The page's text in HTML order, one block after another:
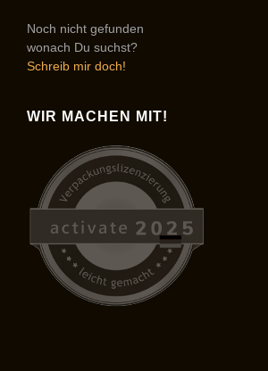
Noch nicht gefunden
wonach Du suchst?
Schreib mir doch!
WIR MACHEN MIT!